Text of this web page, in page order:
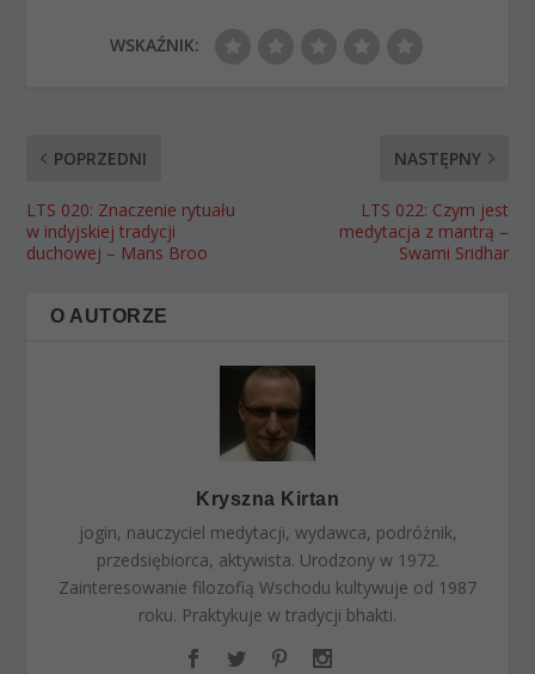
WSKAŹNIK:
POPRZEDNI
LTS 020: Znaczenie rytuału
w indyjskiej tradycji
duchowej – Mans Broo
NASTĘPNY
LTS 022: Czym jest
medytacja z mantrą –
Swami Sridhar
O AUTORZE
Kryszna Kirtan
jogin, nauczyciel medytacji, wydawca, podróżnik,
przedsiębiorca, aktywista. Urodzony w 1972.
Zainteresowanie filozofią Wschodu kultywuje od 1987
roku. Praktykuje w tradycji bhakti.